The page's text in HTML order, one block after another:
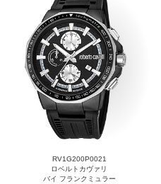
RV1G200P0021
ロベルトカヴァリ
バイ フランクミュラー